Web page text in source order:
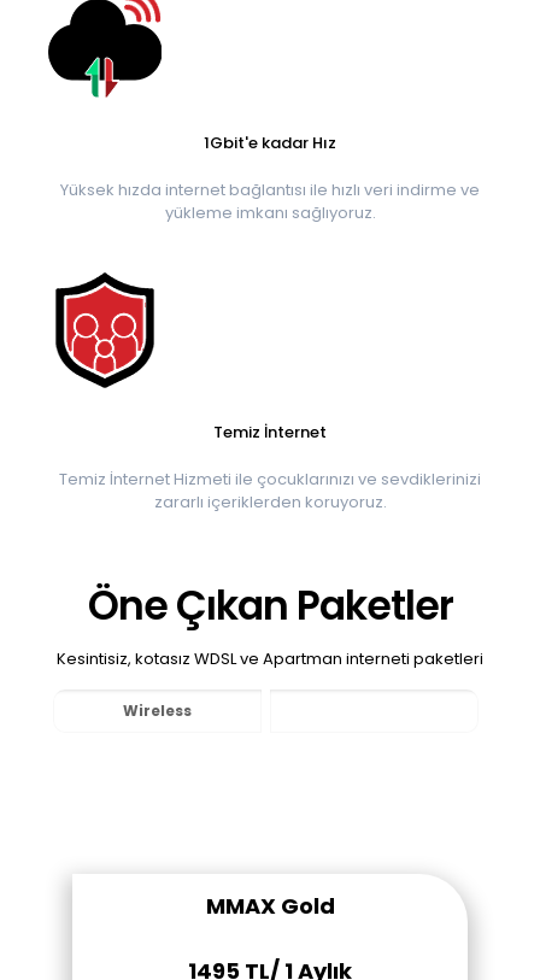
1Gbit'e kadar Hız
Yüksek hızda internet bağlantısı ile hızlı veri indirme ve
yükleme imkanı sağlıyoruz.
Temiz İnternet
Temiz İnternet Hizmeti ile çocuklarınızı ve sevdiklerinizi
zararlı içeriklerden koruyoruz.
Öne Çıkan Paketler
Kesintisiz, kotasız WDSL ve Apartman interneti paketleri
Wireless
MMAX Gold
1495 TL/ 1 Aylık